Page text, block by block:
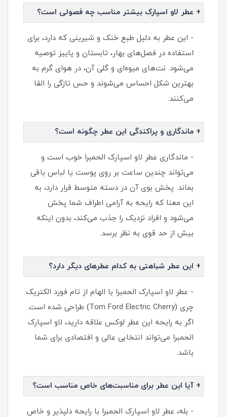
+ عطر لاو اسپارک بیشتر مناسب چه فصولی است؟
- این عطر به دلیل طبع خنک و شیرینی که دارد، برای
استفاده در فصل‌های بهار، تابستان و پاییز توصیه
می‌شود. نت‌های میوه‌ای و گلی آن، در هوای گرم به
بهترین شکل احساس می‌شوند و حس تازگی را القا
می‌کنند.
+ ماندگاری و پراکندگی این عطر چگونه است؟
- ماندگاری عطر لاو اسپارک الحمبرا خوب است و
می‌تواند چندین ساعت بر روی پوست یا لباس باقی
بماند. پخش بوی آن در دسته متوسط قرار دارد، به
این معنا که رایحه به آرامی اطراف شما پخش
می‌شود و افراد نزدیک را جذب می‌کند، بدون اینکه
بیش از حد قوی به نظر برسد.
+ این عطر شباهتی به کدام عطرهای دیگر دارد؟
- عطر لاو اسپارک الحمبرا با الهام از تام فورد الکتریک
چری (Tom Ford Electric Cherry) طراحی شده است.
اگر به رایحه این عطر لوکس علاقه دارید، لاو اسپارک
الحمبرا می‌تواند انتخابی عالی و اقتصادی برای شما
باشد.
+ آیا این عطر برای مناسبت‌های خاص مناسب است؟
- بله، عطر لاو اسپارک الحمبرا با رایحه دلپذیر و خاص